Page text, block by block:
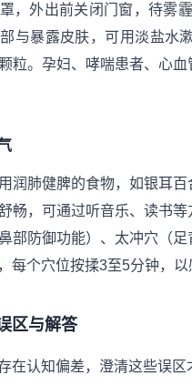
，外出前关闭门窗，待雾
与暴露皮肤，可用淡盐水
粒。孕妇、哮喘患者、心
润肺健脾的食物，如银耳
畅，可通过听音乐、读书
部防御功能）、太冲穴（
每个穴位按揉3至5分钟，
区与解答
在认知偏差，澄清这些误